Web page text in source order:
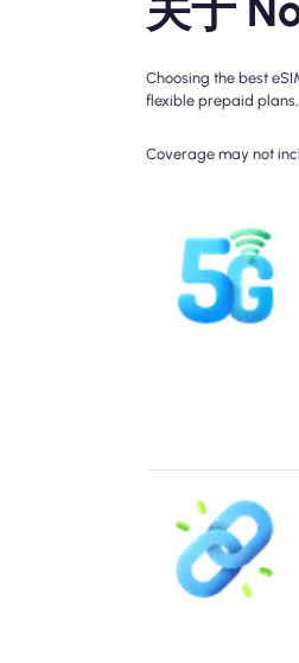
Choosing the best
flexible prepaid
Coverage may not
体验快速5G, 4G
您的计划详细信
为覆盖
跳过排队，忘
Nomad 黑山